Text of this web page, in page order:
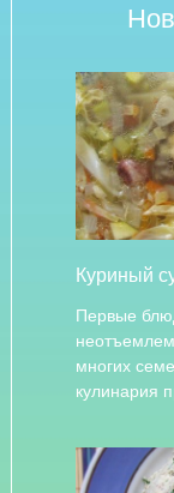
Куриный
Первые
многих
кулинария